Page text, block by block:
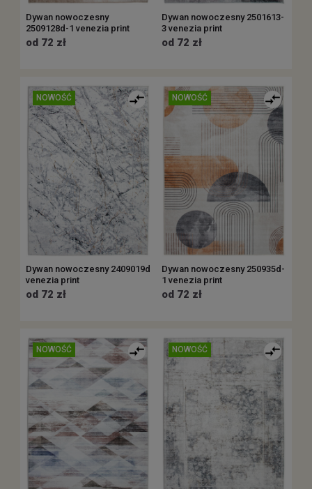
Dywan nowoczesny
2509128d-1 venezia print
od 72 zł
Dywan nowoczesny 2501613-
3 venezia print
od 72 zł
NOWOŚĆ
Dywan nowoczesny 2409019d
venezia print
od 72 zł
NOWOŚĆ
Dywan nowoczesny 250935d-
1 venezia print
od 72 zł
NOWOŚĆ NOWOŚĆ